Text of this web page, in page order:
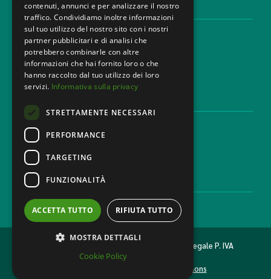
AREE LEGALI
Aree di Competenza
Settori
Studio legale
Contatti
Lavora con noi
2026 © MONDINI BONORA GINEVRA Studio legale P. IVA
11473500962
Nyxsolutions
contenuti, annunci e per analizzare il nostro
traffico. Condividiamo inoltre informazioni
sul tuo utilizzo del nostro sito con i nostri
partner pubblicitari e di analisi che
potrebbero combinarle con altre
informazioni che hai fornito loro o che
hanno raccolto dal tuo utilizzo dei loro
servizi. Informativa sulla privacy
STRETTAMENTE NECESSARI
PERFORMANCE
TARGETING
FUNZIONALITÀ
ACCETTA TUTTO RIFIUTA TUTTO
MOSTRA DETTAGLI
Cookie Policy